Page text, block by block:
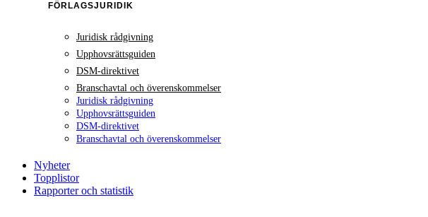
FÖRLAGSJURIDIK
Juridisk rådgivning
Upphovsrättsguiden
DSM-direktivet
Branschavtal och överenskommelser
Juridisk rådgivning
Upphovsrättsguiden
DSM-direktivet
Branschavtal och överenskommelser
Nyheter
Topplistor
Rapporter och statistik